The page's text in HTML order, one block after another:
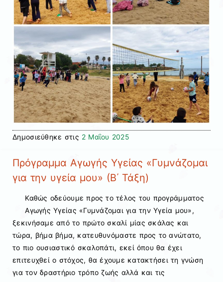
Δημοσιεύθηκε στις 2 Μαΐου 2025
Πρόγραμμα Αγωγής Υγείας «Γυμνάζομαι
για την υγεία μου» (Β΄ Τάξη)
Καθώς οδεύουμε προς το τέλος του προγράμματος
Αγωγής Υγείας «Γυμνάζομαι για την Υγεία μου»,
ξεκινήσαμε από το πρώτο σκαλί μίας σκάλας και
τώρα, βήμα βήμα, κατευθυνόμαστε προς το ανώτατο,
το πιο ουσιαστικό σκαλοπάτι, εκεί όπου θα έχει
επιτευχθεί ο στόχος, θα έχουμε κατακτήσει τη γνώση
για τον δραστήριο τρόπο ζωής αλλά και τις